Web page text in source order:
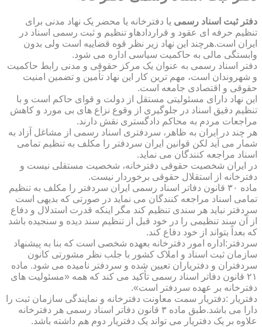
دفتر ثبت اسناد رسمی یا دفترخانه یا محضر یک نهاد مدنی برای
تنظیم حرفه ای عقود و قراردادهاو تنظیم و ثبت رسمی اسناد در
ایران است.هرچند این نهاد زیر نظر قوه قضاییه است ولی بدون
وابستگی مالی به حاکمیت سیاسی اداره می شود.
دفتر اسناد رسمی به عنوان یک مرکز حقوقی و مدنی رابط حاکمیت
و شهروندان است، مهم ترین کار این نهاد تأمین و تضمین امنیت
حقوقی و اقتصادی جامعه است.
این نهاد دارای مسئولیتی مستقل از دولت و قوای حاکم است و با
تنظیم دقیق اسناد در جلوگیری از وقوع نزاع های بی مورد و کاهش
مراجعات مردم به محاکم دادگستری نقش دارند.
هر چند در ایران به ظاهر، سردفتری اسناد رسمی از مشاغل آزاد به
شمار می آید لکن قوانین ایران سردفتر را مکلف به تنظیم تمامی
اسناد مراجعه کنندگان می نماید.
در ایران شخصیت حقوقی دفترخانه، شخصیت مستقلی نیست و
دفترخانه از استقلال حقوقی برخوردار نیست.
ماده ۳۰ قانون دفاتر اسناد رسمی ایران سردفتر را مکلف به تنظیم
تمامی اسناد مراجعه کنندگان می نماید در صورتی که بدیهی است
سردفتر نباید هر سندی تنظیم کند مگر اینکه قدرت استدلال و دفاع
از آن سند تنظیمی را در خود قبل از تنظیم سند دیده و سنجیده باشد
که بعداً بتواند از خود دفاع کند.
سردفتر:اداره امور دفترخانه بعهده شخصی است که بنا به پیشنهاد
سازمان ثبت اسناد و املاک کشور با جلب نظر مشورتی کانون
سردفتران و دفتریاران تعیین شده و سردفتر نامیده می شود. ماده
۲۱ قانون دفاتر اسناد رسمی تأکید می کند که همه «مسئولیت های
دفترخانه بر عهده سردفتر است».
دفتریار :دفتریار سمت معاونت دفترخانه و نمایندگی سازمان ثبت را
دارا می باشد.طبق ماده ۳ قانون دفاتر اسناد رسمی هر دفترخانه
علاوه بر یک دفتریار می تواند یک دفتریار دوم هم داشته باشد.